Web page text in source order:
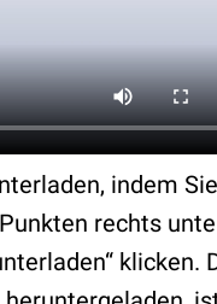
indem
rechts
klicken.